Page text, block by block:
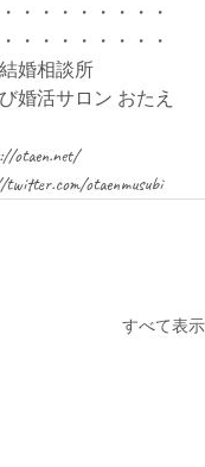
・・・・・・・・
・・・・・・・・
婚相談所
婚活サロン おたえ
otaenmusubi
すべて表示